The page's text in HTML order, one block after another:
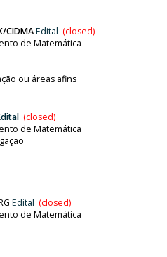
CIDMAEdital (closed)
de Matemática
ou áreas afins
(closed)
de Matemática
Edital (closed)
de Matemática